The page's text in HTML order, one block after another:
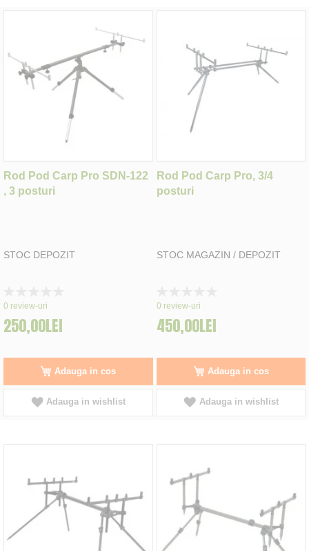
Rod Pod Carp Pro SDN-122
, 3 posturi
STOC DEPOZIT
0%
0 review-uri
250,00LEI
Adauga in cos
Adauga in wishlist
Rod Pod Carp Pro, 3/4
posturi
STOC MAGAZIN / DEPOZIT
0%
0 review-uri
450,00LEI
Adauga in cos
Adauga in wishlist